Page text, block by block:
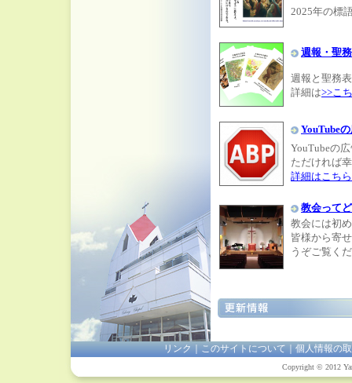
2025年の標
週報・聖
週報と聖務
詳細は>>こ
YouTube
YouTubeの
ただければ
詳細はこちら
教会って
教会には初
皆様から寄
うぞご覧く
リンク｜このサイトについて｜個人情報の
Copyright © 2012